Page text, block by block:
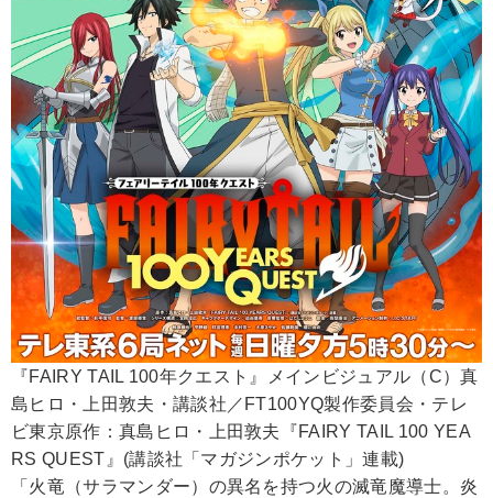
『FAIRY TAIL 100年クエスト』メインビジュアル（C）真
島ヒロ・上田敦夫・講談社／FT100YQ製作委員会・テレ
ビ東京原作：真島ヒロ・上田敦夫『FAIRY TAIL 100 YEA
RS QUEST』(講談社「マガジンポケット」連載)
「火竜（サラマンダー）の異名を持つ火の滅竜魔導士。炎